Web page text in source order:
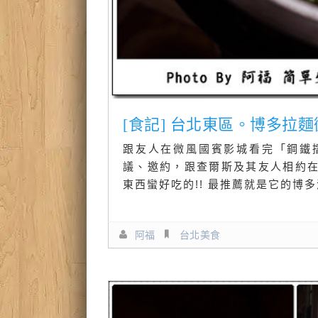
[食記] 台北東區。博多拉
跟友人在微風國賓影城看完「鋼
議、邀約，跟查爾斯及其友人相約
東西蠻好吃的!! 最推薦就是它的博
阿福 台北美食